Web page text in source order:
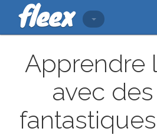
Apprendre
avec